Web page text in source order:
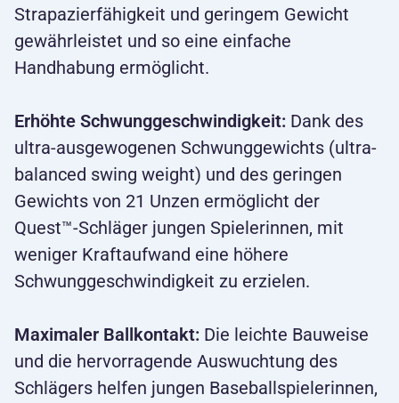
Strapazierfähigkeit und geringem Gewicht
gewährleistet und so eine einfache
Handhabung ermöglicht.
Erhöhte Schwunggeschwindigkeit: Dank des
ultra-ausgewogenen Schwunggewichts (ultra-
balanced swing weight) und des geringen
Gewichts von 21 Unzen ermöglicht der
Quest™-Schläger jungen Spielerinnen, mit
weniger Kraftaufwand eine höhere
Schwunggeschwindigkeit zu erzielen.
Maximaler Ballkontakt: Die leichte Bauweise
und die hervorragende Auswuchtung des
Schlägers helfen jungen Baseballspielerinnen,